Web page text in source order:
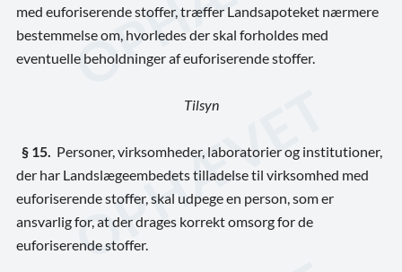
med euforiserende stoffer, træffer Landsapoteket nærmere
bestemmelse om, hvorledes der skal forholdes med
eventuelle beholdninger af euforiserende stoffer.
Tilsyn
§ 15. Personer, virksomheder, laboratorier og institutioner,
der har Landslægeembedets tilladelse til virksomhed med
euforiserende stoffer, skal udpege en person, som er
ansvarlig for, at der drages korrekt omsorg for de
euforiserende stoffer.